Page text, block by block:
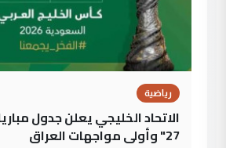
رياضية
الاتحاد الخليجي يعلن جدول
27" وأولى مواجهات العراق